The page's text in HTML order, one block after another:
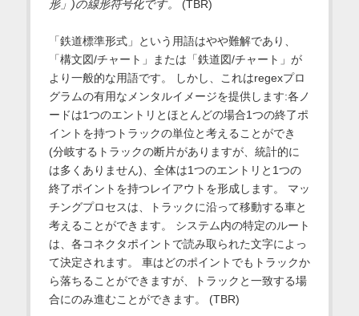
形」)の線形符号化です。 (TBR)
「鉄道標準形式」という用語はやや難解であり、
「構文図/チャート」または「鉄道図/チャート」が
より一般的な用語です。 しかし、これはregexプロ
グラムの有用なメンタルイメージを提供します:各ノ
ードは1つのエントリとほとんどの場合1つの終了ポ
イントを持つトラックの単位と考えることができ
(分岐するトラックの断片がありますが、統計的に
は多くありません)、全体は1つのエントリと1つの
終了ポイントを持つレイアウトを形成します。 マッ
チングプロセスは、トラックに沿って移動する車と
考えることができます。 システム内の特定のルート
は、各コネクタポイントで読み取られた文字によっ
て決定されます。 車はどのポイントでもトラックか
ら落ちることができますが、トラックと一致する場
合にのみ進むことができます。 (TBR)